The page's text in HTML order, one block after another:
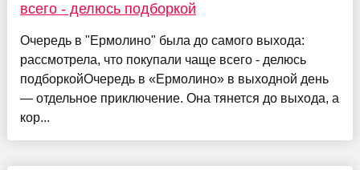
всего - делюсь подборкой
Очередь в "Ермолино" была до самого выхода:
рассмотрела, что покупали чаще всего - делюсь
подборкойОчередь в «Ермолино» в выходной день
— отдельное приключение. Она тянется до выхода, а
кор...